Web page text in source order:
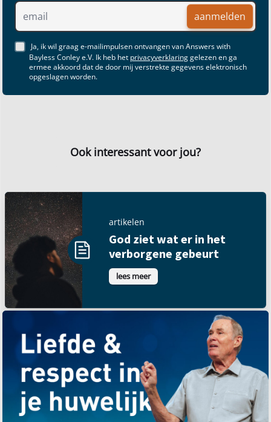
aanmelden
Ja, ik wil graag e-mailimpulsen ontvangen van Answers with
Bayless Conley e.V. Ik heb het privacyverklaringgelezen en ga
ermee akkoord dat de door mij verstrekte gegevens elektronisch
opgeslagen worden.
Ook interessant voor jou?
artikelen
God ziet wat er in het
verborgene gebeurt
lees meer